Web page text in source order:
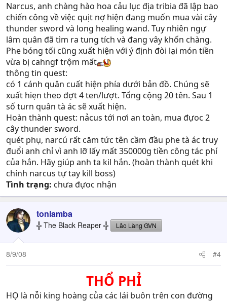
Narcus, anh chàng hào hoa cảu lục địa tribia đã lập bao
chiến công về việc quịt nợ hiện đang muốn mua vài cây
thunder sword và long healing wand. Tuy nhiên ngự
lâm quân đã tìm ra tung tích và đang vây khốn chàng.
Phe bóng tối cũng xuất hiện với ý định đòi lại món tiền
vừa bị cahngf trộm mất
thông tin quest:
có 1 cánh quân cuất hiện phía dưới bản đồ. Chúng sẽ
xuất hiẹn theo đợt 4 ten/lượt. Tổng cộng 20 tên. Sau 1
số turn quân tà ác sẽ xuất hiện.
Hoàn thành quest: nảcus tới nơi an toàn, mua đựoc 2
cây thunder sword.
quét phụ, narcú rất căm tức tên cầm đầu phe tà ác truy
đuổi anh chỉ vì anh lỡ lấy mất 350000g tiền công tác phí
của hắn. Hãy giúp anh ta kil hắn. (hoàn thành quét khi
chính narcus tự tay kill boss)
Tình trạng: chưa đựoc nhận
tonlamba
╬ The Black Reaper ╬ Lão Làng GVN
8/9/08 #4
THỔ PHỈ
HỌ là nỗi king hoàng của các lái buôn trên con đường